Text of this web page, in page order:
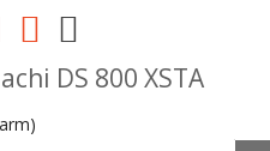
DS 800 XSTA